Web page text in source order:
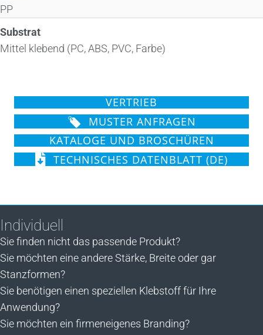
PP
Substrat
Mittel klebend (PC, ABS, PVC, Farbe)
VERTRIEB
MUSTER ANFRAGEN
KATALOGE UND BROSCHÜREN
TECHNISCHES DATENBLATT (DE)
Individuell
Sie finden nicht das passende Produkt?
Sie möchten eine andere Stärke, Breite oder gar
Stanzformen?
Sie benötigen einen speziellen Klebstoff für Ihre
Anwendung?
Sie möchten ein firmeneigenes Branding?